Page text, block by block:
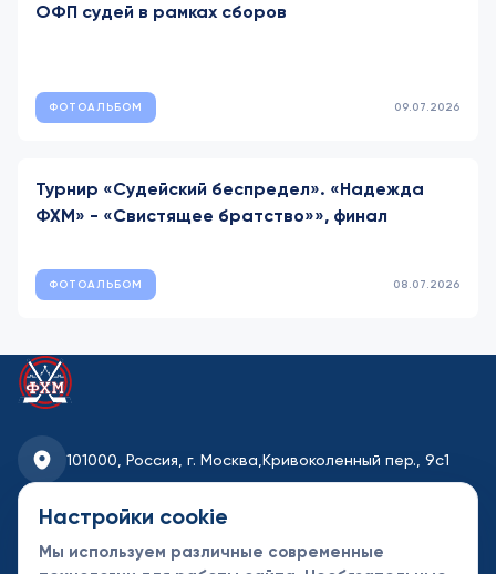
ОФП судей в рамках сборов
ФОТОАЛЬБОМ 09.07.2026
Турнир «Судейский беспредел». «Надежда
ФХМ» - «Свистящее братство»», финал
ФОТОАЛЬБОМ 08.07.2026
101000, Россия, г. Москва, Кривоколенный пер., 9с1
fhmoscow@mail.ru
8-495-621-35-95
Настройки cookie
Мы используем различные современные